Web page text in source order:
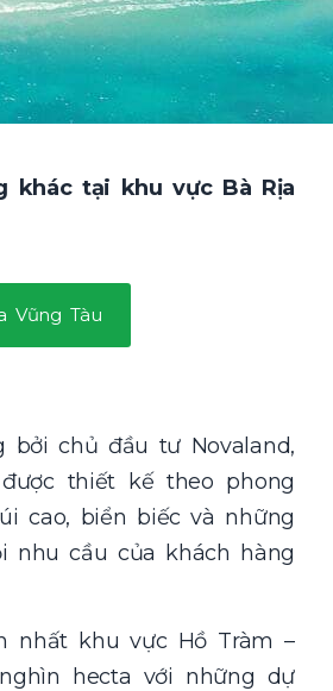
khác tại khu vực Bà Rịa
Vũng Tàu
bởi chủ đầu tư Novaland,
thiết kế theo phong
cao, biển biếc và những
nhu cầu của khách hàng
nhất khu vực Hồ Tràm –
hecta với những dự